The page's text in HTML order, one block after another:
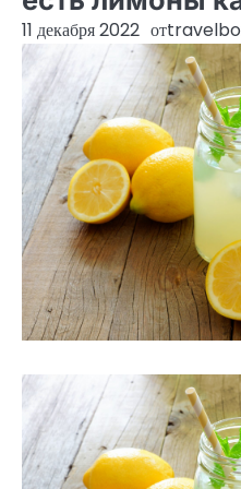
11 декабря 2022 от